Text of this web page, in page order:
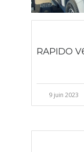
RAPIDO
9 juin 2023